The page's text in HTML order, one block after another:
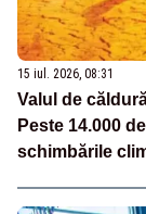
15 iul. 2026, 08:31
Valul de
Peste 14.000
schimbările